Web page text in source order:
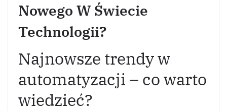
Nowego W Świecie
Technologii?
Najnowsze trendy w
automatyzacji – co warto
wiedzieć?